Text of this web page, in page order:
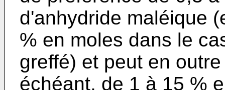
d'anhydride maléique
% en moles dans le
greffé) et peut en
échéant, de 1 à 15 %